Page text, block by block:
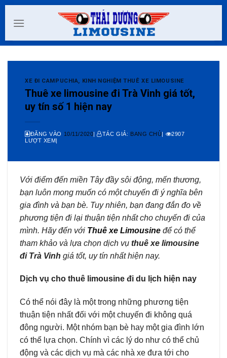
Skip
XE ĐI CAMPUCHIA, KINH NGHIỆM THUÊ XE LIMOUSINE
Thuê xe limousine đi Trà Vinh giá tốt,
uy tín số 1 hiện nay
ĐĂNG VÀO 10/11/2020| TÁC GIẢ: BANG CHỦ|
2907
LƯỢT XEM|
Với điểm đến miền Tây đầy sôi động, mến thương,
bạn luôn mong muốn có một chuyến đi ý nghĩa bên
gia đình và bạn bè. Tuy nhiên, bạn đang đắn đo về
phương tiện đi lại thuận tiện nhất cho chuyến đi của
mình. Hãy đến với Thuê xe Limousine để có thể
tham khảo và lựa chọn dịch vụ thuê xe limousine
đi Trà Vinh giá tốt, uy tín nhất hiện nay.
Dịch vụ cho thuê limousine đi du lịch hiện nay
Có thể nói đây là một trong những phương tiện
thuận tiện nhất đối với một chuyến đi không quá
đông người. Một nhóm bạn bè hay một gia đình lớn
có thể lựa chọn. Chính vì các lý do như có thể chủ
động và các dịch vụ mà các nhà xe đưa tới cho